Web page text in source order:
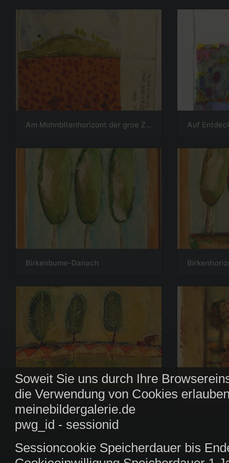
Soweit Sie uns durch Ihre
die Verwendung von Cookies
meinebildergalerie.de
pwg_id - sessionid
Sessioncookie Speicherdauer bis
Am Mohnbltenhorizont der groe Zauberberg Auf
Birkenbume-Danach
Das Gute hier gespiegelt A Das Haus